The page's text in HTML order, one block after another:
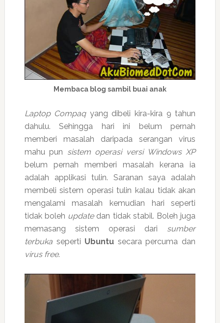
Membaca blog sambil buai anak
Laptop Compaqyang dibeli kira-kira 9 tahun
dahulu. Sehingga hari ini belum pernah
memberi masalah daripada serangan virus
mahu pun sistem operasi versi Windows XP
belum pernah memberi masalah kerana ia
adalah applikasi tulin. Saranan saya adalah
membeli sistem operasi tulin kalau tidak akan
mengalami masalah kemudian hari seperti
tidak boleh updatedan tidak stabil. Boleh juga
memasang sistem operasi dari sumber
terbukaseperti Ubuntu secara percuma dan
virus free.